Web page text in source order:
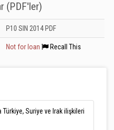
(PDF'ler)
Kaynaklar (PDF&#039;ler): Unknown
P10 SIN 2014 PDF
Not for loan Recall This
Türkiye, Suriye ve Irak ilişkileri